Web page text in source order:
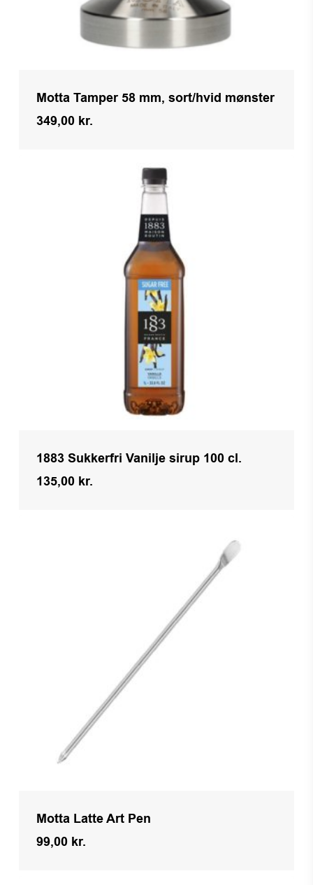
Motta Tamper 58 mm, sort/hvid mønster
349,00 kr.
1883 Sukkerfri Vanilje sirup 100 cl.
135,00 kr.
Motta Latte Art Pen
99,00 kr.